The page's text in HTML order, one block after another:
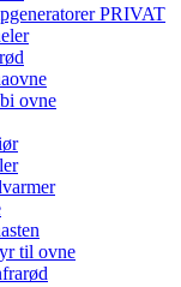
PRIVAT
ovne
til ovne